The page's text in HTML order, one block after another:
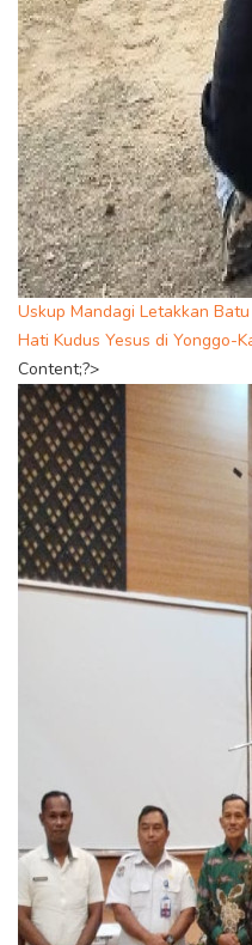
Uskup Mandagi Letakkan
Hati Kudus Yesus di Yonggo-
Content;?>